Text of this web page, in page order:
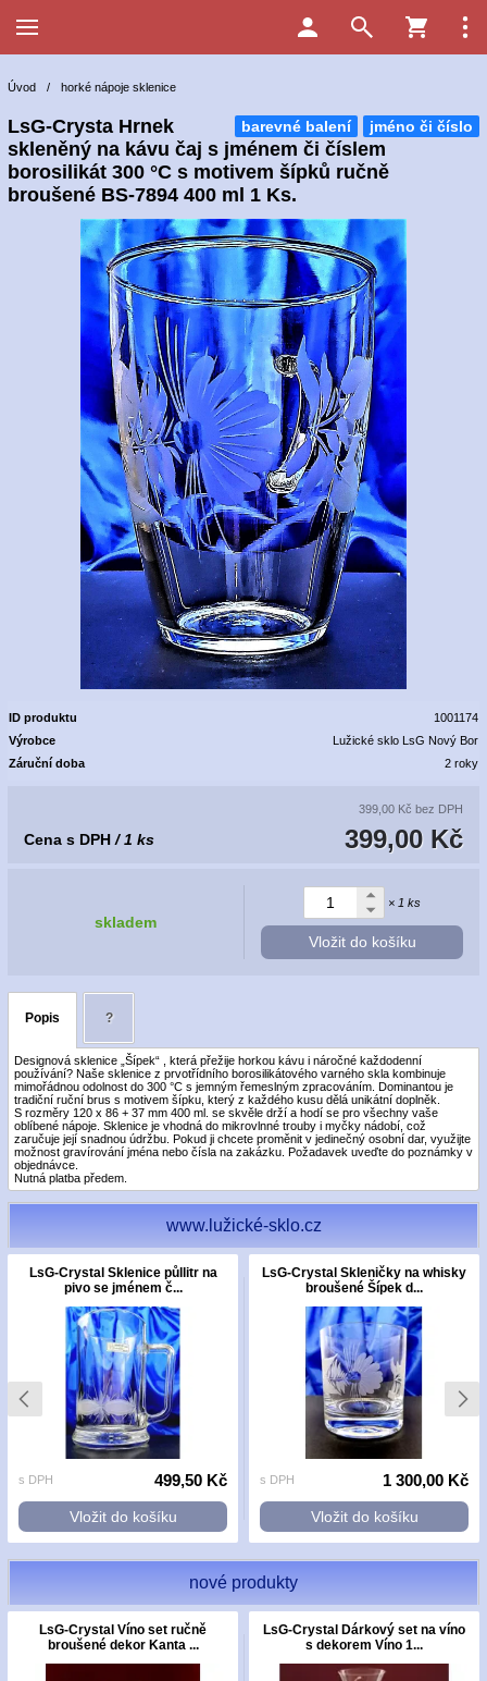
Úvod / horké nápoje sklenice
jméno či číslo
barevné balení
LsG-Crysta Hrnek
skleněný na kávu čaj s jménem či číslem
borosilikát 300 °C s motivem šípků ručně
broušené BS-7894 400 ml 1 Ks.
ID produktu
1001174
Výrobce
Lužické sklo LsG Nový Bor
Záruční doba
2 roky
399,00 Kč bez DPH
399,00 Kč
Cena s DPH / 1 ks
skladem
× 1 ks
Vložit do košíku
Popis ?
Designová sklenice „Šípek“ , která přežije horkou kávu i náročné každodenní
používání? Naše sklenice z prvotřídního borosilikátového varného skla kombinuje
mimořádnou odolnost do 300 °C s jemným řemeslným zpracováním. Dominantou je
tradiční ruční brus s motivem šípku, který z každého kusu dělá unikátní doplněk.
S rozměry 120 x 86 + 37 mm 400 ml. se skvěle drží a hodí se pro všechny vaše
oblíbené nápoje. Sklenice je vhodná do mikrovlnné trouby i myčky nádobí, což
zaručuje její snadnou údržbu. Pokud ji chcete proměnit v jedinečný osobní dar, využijte
možnost gravírování jména nebo čísla na zakázku. Požadavek uveďte do poznámky v
objednávce.
Nutná platba předem.
www.lužické-sklo.cz
LsG-Crystal Sklenice půllitr na
pivo se jménem č...
s DPH 499,50 Kč
Vložit do košíku
LsG-Crystal Skleničky na whisky
broušené Šípek d...
s DPH 1 300,00 Kč
Vložit do košíku
nové produkty
LsG-Crystal Víno set ručně
broušené dekor Kanta ...
LsG-Crystal Dárkový set na víno
s dekorem Víno 1...